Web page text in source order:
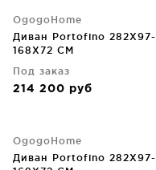
OgogoHome
Диван Portofino 282X97-
168X72 CM
Под заказ
214 200 руб
OgogoHome
Диван Portofino 282X97-